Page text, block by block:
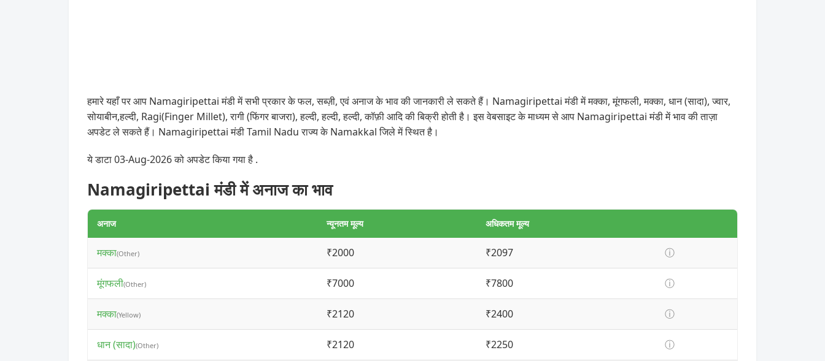
हमारे यहाँ पर आप Namagiripettai मंडी में सभी प्रकार के फल, सब्ज़ी, एवं अनाज के भाव की जानकारी ले सकते हैं। Namagiripettai मंडी में मक्का, मूंगफली, मक्का, धान (सादा), ज्वार,
सोयाबीन,हल्दी, Ragi(Finger Millet), रागी (फिंगर बाजरा), हल्दी, हल्दी, हल्दी, कॉफ़ी आदि की बिक्री होती है। इस वेबसाइट के माध्यम से आप Namagiripettai मंडी में भाव की ताज़ा
अपडेट ले सकते हैं। Namagiripettai मंडी Tamil Nadu राज्य के Namakkal जिले में स्थित है।
ये डाटा 03-Aug-2026 को अपडेट किया गया है .
Namagiripettai मंडी में अनाज का भाव
अनाज न्यूनतम मूल्य अधिकतम मूल्य
मक्का(Other) ₹2000 ₹2097 ⓘ
मूंगफली(Other) ₹7000 ₹7800 ⓘ
मक्का(Yellow) ₹2120 ₹2400 ⓘ
धान (सादा)(Other) ₹2120 ₹2250 ⓘ